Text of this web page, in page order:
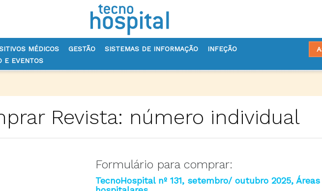
MÉDICOS GESTÃO SISTEMAS DE INFORMAÇÃO
INFEÇÃO
E EVENTOS
Revista: número individual
Formulário para comprar:
TecnoHospital nº 131, setembro/ outubro 2025,